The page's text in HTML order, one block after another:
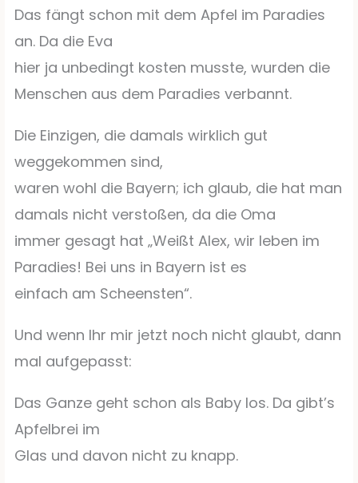
Das fängt schon mit dem Apfel im Paradies
an. Da die Eva
hier ja unbedingt kosten musste, wurden die
Menschen aus dem Paradies verbannt.
Die Einzigen, die damals wirklich gut
weggekommen sind,
waren wohl die Bayern; ich glaub, die hat man
damals nicht verstoßen, da die Oma
immer gesagt hat „Weißt Alex, wir leben im
Paradies! Bei uns in Bayern ist es
einfach am Scheensten“.
Und wenn Ihr mir jetzt noch nicht glaubt, dann
mal aufgepasst:
Das Ganze geht schon als Baby los. Da gibt’s
Apfelbrei im
Glas und davon nicht zu knapp.